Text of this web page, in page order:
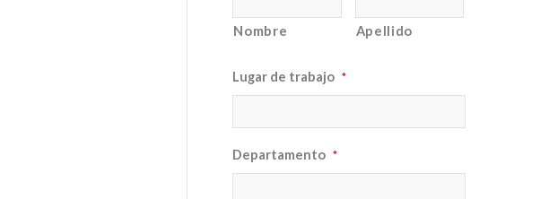
Nombre Apellido
Lugar de trabajo *
Departamento *